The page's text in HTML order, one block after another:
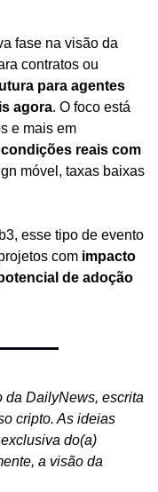
fase na visão da
contratos ou
para agentes
agora. O foco está
reais com
móvel, taxas baixas
esse tipo de evento
com impacto
de adoção
da DailyNews, escrita
cripto. As ideias
do(a)
a visão da